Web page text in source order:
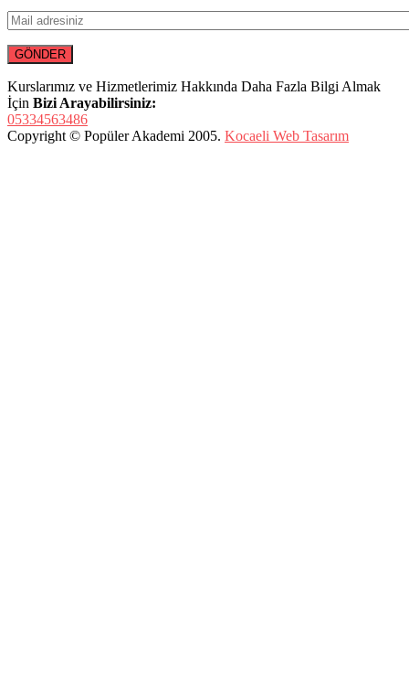
Kurslarımız ve Hizmetlerimiz Hakkında Daha Fazla Bilgi Almak
İçin Bizi Arayabilirsiniz:
05334563486
Copyright © Popüler Akademi 2005. Kocaeli Web Tasarım